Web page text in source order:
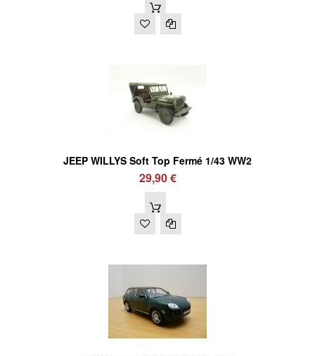
JEEP WILLYS Soft Top Fermé 1/43 WW2
29,90 €